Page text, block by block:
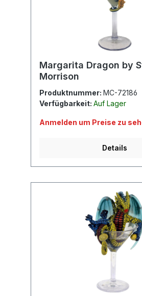
Margarita Dragon by
Morrison
Produktnummer: MC-72186
Verfügbarkeit: Auf Lager
Anmelden um Preise zu
Details